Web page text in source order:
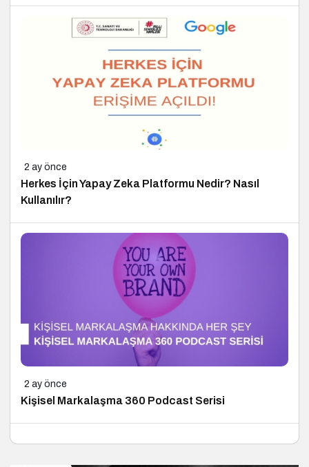
2 ay önce
Herkes İçin Yapay Zeka Platformu Nedir? Nasıl
Kullanılır?
2 ay önce
Kişisel Markalaşma 360 Podcast Serisi